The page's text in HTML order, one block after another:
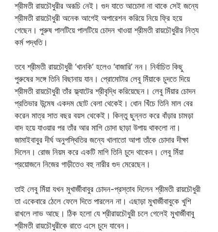
শ্রীমতী রায়চৌধুরীর অরূচি নেই। গুদ যাতে আচোদা না থাকে সেই জন্যে
শ্রীমতী রায়চৌধুরী অনেক আগেই অপারেশন করিয়ে নিয়ে ফ্রি হয়ে
গেছেন। পুরুষ পালটিয়ে পালটিয়ে চোদন খাওয়া শ্রীমতী রায়চৌধুরীর নিত্য
কর্ম পদ্ধতি।
তবে শ্রীমতী রায়চৌধুরী ‘খানকি’ হলেও ‘বাজারি’ নন। নির্বাচিত কিছু
পুরুষের সঙ্গে তিনি বিছানায় যান। প্রোমোটার লেবু মিঁয়াকে চুদতে দিয়ে
শ্রীমতী রায়চৌধুরী তাঁর ফ্ল্যাটের শ্রীবৃদ্ধি করিয়েছেন। লেবু মিঁয়ার চোদন
প্রতিভার উন্মেষ একদম ছোট বেলা থেকেই। ধোন খিঁচে তিনি মাল বের
করেন মাত্র সাত বছর বয়স থেকেই। কিন্তু ছুন্নত করে বাঁড়ার চামড়া
বাদ হয়ে যাওয়ার পর তাঁর আর মাগি চোদা ছাড়া উপায় থাকলো না।
জামাইবাবুর দীর্ঘ অনুপস্থিতির জন্যে খালাতো আপা তাঁকে চোদার দীক্ষা
দিলেন। রোজ নিয়ম করে একটি মাগি তিনি চুদে থাকেন। লেবু মিঁয়া
প্রয়োজনে নিজের গাড়ীতেও বহু নারীর গুদ মেরেছেন।
তাই লেবু মিঁয়া যখন মুখার্জীবাবুর চোদন-প্রস্তাব দিলেন শ্রীমতী রায়চৌধুরী
তা একেবারে ঠেলে ফেলে দিতে পারলেন না। এছাড়া মুখার্জীবাবুকে খুশি
রাখলে লাভ আছে। ঠিক হলো যে শ্রীরায়চৌধুরী চলে গেলেই মুখার্জীবাবু
শ্রীমতী রায়চৌধুরীকে রাতে এসে চুদে যাবেন।